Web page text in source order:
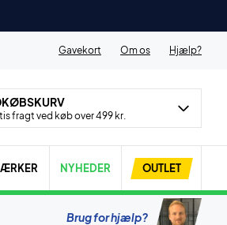
Gavekort Om os Hjælp?
fragt ved køb over 499 kr.
NYHEDER OUTLET
Brug for hjælp?